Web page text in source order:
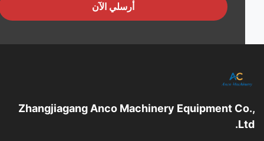
أرسلي الآن
Zhangjiagang Anco Machinery Equipment